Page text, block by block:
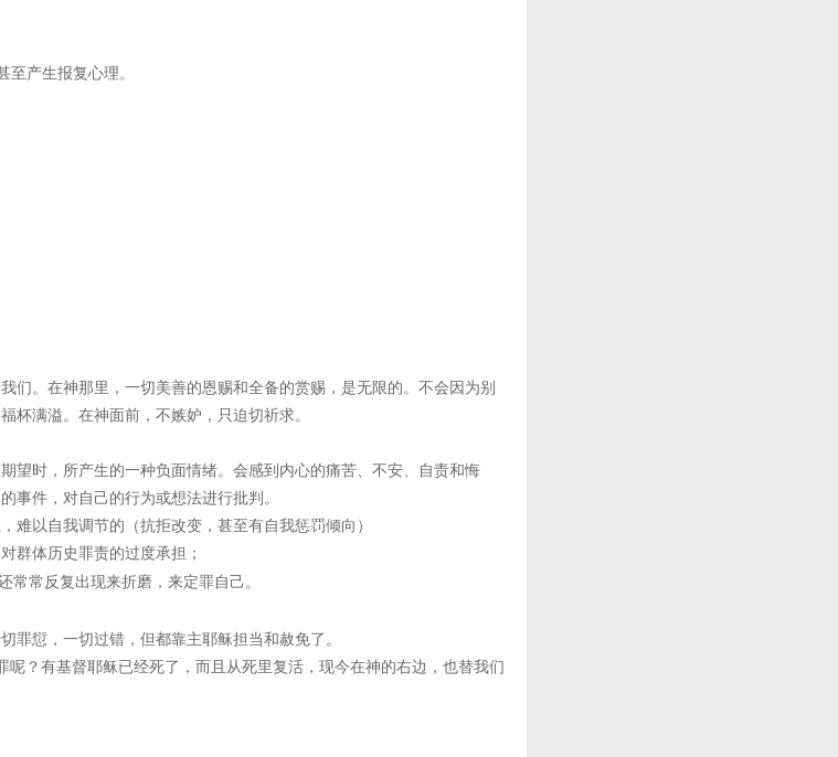
产生报复心理。
们。在神那里，一切美善的恩赐和全备的赏赐，是无限的。不会因为别
杯满溢。在神面前，不嫉妒，只迫切祈求。
望时，所产生的一种负面情绪。会感到内心的痛苦、不安、自责和悔
事件，对自己的行为或想法进行批判。
难以自我调节的（抗拒改变，甚至有自我惩罚倾向）
群体历史罪责的过度承担；
常反复出现来折磨，来定罪自己。
罪愆，一切过错，但都靠主耶稣担当和赦免了。
呢？有基督耶稣已经死了，而且从死里复活，现今在神的右边，也替我们